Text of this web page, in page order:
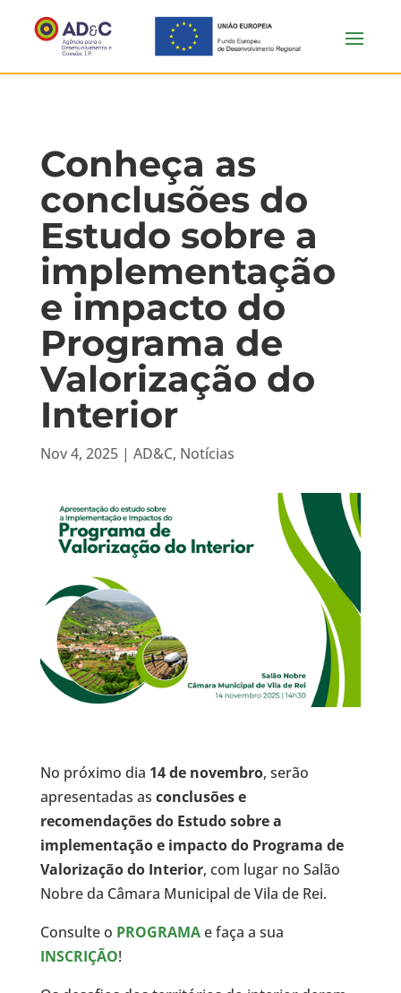
Conheça as
conclusões do
Estudo sobre a
implementação
e impacto do
Programa de
Valorização do
Interior
Nov 4, 2025| AD&C, Notícias
No próximo dia 14 de novembro, serão
apresentadas as conclusões e
recomendações do Estudo sobre a
implementação e impacto do Programa de
Valorização do Interior, com lugar no Salão
Nobre da Câmara Municipal de Vila de Rei.
Consulte o PROGRAMAe faça a sua
INSCRIÇÃO!